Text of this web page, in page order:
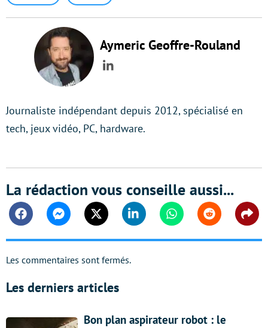
Aymeric Geoffre-Rouland
LinkedIn
Journaliste indépendant depuis 2012, spécialisé en
tech, jeux vidéo, PC, hardware.
La rédaction vous conseille aussi...
FacebookMessengerTwitter Linkedin WhatsappReddit
Les commentaires sont fermés.
Les derniers articles
Bon plan aspirateur robot : le